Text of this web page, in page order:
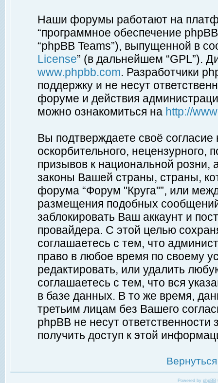
Наши форумы работают на
“программное обеспечение
“phpBB Teams”), выпущенной в
License” (в дальнейшем “GPL”).
www.phpbb.com. Разработчики
поддержку и не несут
форуме и действия
можно ознакомиться на http://
Вы подтверждаете своё
оскорбительного, нецензурного,
призывов к национальной
законы Вашей страны, страны,
форума “Форум "Круга"”, или
размещения подобных
заблокировать Ваш аккаунт и
провайдера. С этой целью
соглашаетесь с тем, что
право в любое время по своему
редактировать, или удалить
соглашаетесь с тем, что вся
в базе данных. В то же время,
третьим лицам без Вашего
phpBB не несут ответственности
получить доступ к этой
Powered by phpBB